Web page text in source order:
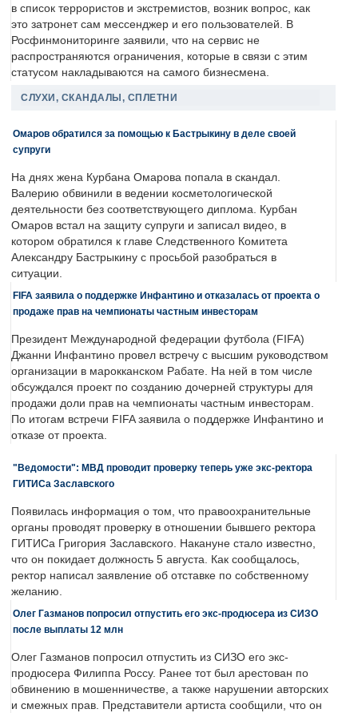
в список террористов и экстремистов, возник вопрос, как
это затронет сам мессенджер и его пользователей. В
Росфинмониторинге заявили, что на сервис не
распространяются ограничения, которые в связи с этим
статусом накладываются на самого бизнесмена.
СЛУХИ, СКАНДАЛЫ, СПЛЕТНИ
Омаров обратился за помощью к Бастрыкину в деле своей
супруги
На днях жена Курбана Омарова попала в скандал.
Валерию обвинили в ведении косметологической
деятельности без соответствующего диплома. Курбан
Омаров встал на защиту супруги и записал видео, в
котором обратился к главе Следственного Комитета
Александру Бастрыкину с просьбой разобраться в
ситуации.
FIFA заявила о поддержке Инфантино и отказалась от проекта о
продаже прав на чемпионаты частным инвесторам
Президент Международной федерации футбола (FIFA)
Джанни Инфантино провел встречу с высшим руководством
организации в марокканском Рабате. На ней в том числе
обсуждался проект по созданию дочерней структуры для
продажи доли прав на чемпионаты частным инвесторам.
По итогам встречи FIFA заявила о поддержке Инфантино и
отказе от проекта.
"Ведомости": МВД проводит проверку теперь уже экс-ректора
ГИТИСа Заславского
Появилась информация о том, что правоохранительные
органы проводят проверку в отношении бывшего ректора
ГИТИСа Григория Заславского. Накануне стало известно,
что он покидает должность 5 августа. Как сообщалось,
ректор написал заявление об отставке по собственному
желанию.
Олег Газманов попросил отпустить его экс-продюсера из СИЗО
после выплаты 12 млн
Олег Газманов попросил отпустить из СИЗО его экс-
продюсера Филиппа Россу. Ранее тот был арестован по
обвинению в мошенничестве, а также нарушении авторских
и смежных прав. Представители артиста сообщили, что он